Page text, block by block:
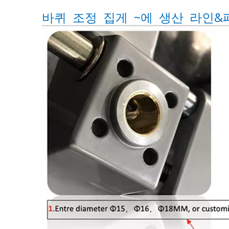
바퀴 조정 집게 ~에 생산 라인&